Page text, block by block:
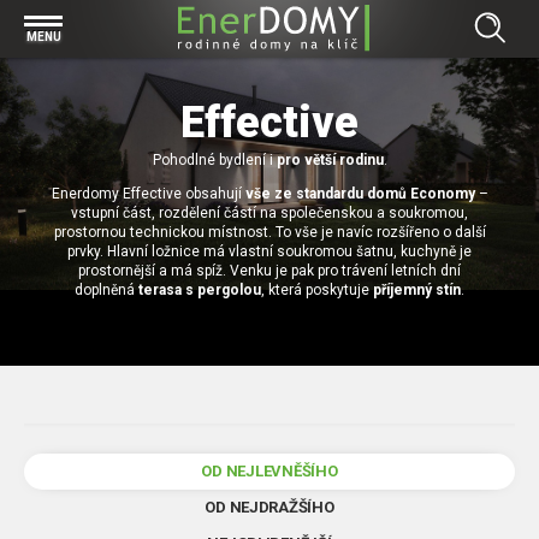
MENU
Prohlížet vše v kategorii Bungalovy
Concept
Exclusive
Effective
Economy
Prohlížet vše v kategorii Projekty
Individuální projekty
Typové řešení
Prohlížet vše v kategorii Technologie
Základová deska
Technologie domu
Zděné domy na klíč
Prohlížet vše v kategorii Kontakt
Pracovní pozice
Prohlížet vše v kategorii Magazín
7 důvodů, proč si zvolit bungalov
Výhody a nevýhody dřevostaveb a zděných domů
Přízemní rodinné domy
RD Zhoř u Jihlavy
Prohlížet vše v kategorii Reference
Za jeden den pod střechou
Effective
Pohodlné bydlení ipro větší rodinu.
Enerdomy Effective obsahují vše ze standardu domů Economy–
vstupní část, rozdělení částí na společenskou a soukromou,
prostornou technickou místnost. To vše je navíc rozšířeno o další
prvky. Hlavní ložnice má vlastní soukromou šatnu, kuchyně je
prostornější a má spíž. Venku je pak pro trávení letních dní
doplněnáterasa s pergolou, která poskytujepříjemný stín.
OD NEJLEVNĚŠÍHO
OD NEJDRAŽŠÍHO